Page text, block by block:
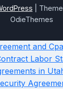
OdieThemes
and Cpa
Labor
in